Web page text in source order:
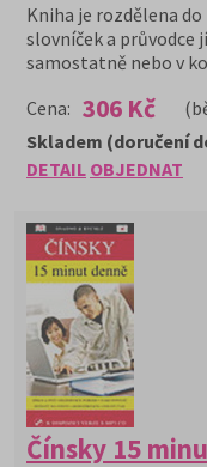
Kniha je rozdělena
slovníček a
samostatně nebo v
Cena: 306 Kč
DETAIL OBJEDNAT
Skladem (doručení
Čínsky 15